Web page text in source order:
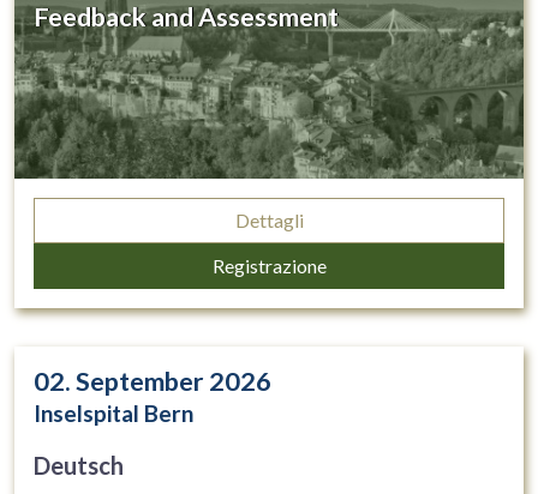
Feedback and Assessment
Dettagli
Registrazione
02. September 2026
Inselspital Bern
Deutsch